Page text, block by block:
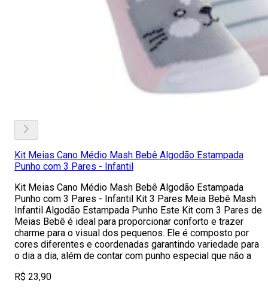
Kit Meias Cano Médio Mash Bebê Algodão Estampada
Punho com 3 Pares - Infantil
Kit Meias Cano Médio Mash Bebê Algodão Estampada
Punho com 3 Pares - Infantil Kit 3 Pares Meia Bebê Mash
Infantil Algodão Estampada Punho Este Kit com 3 Pares de
Meias Bebê é ideal para proporcionar conforto e trazer
charme para o visual dos pequenos. Ele é composto por
cores diferentes e coordenadas garantindo variedade para
o dia a dia, além de contar com punho especial que não a
R$ 23,90